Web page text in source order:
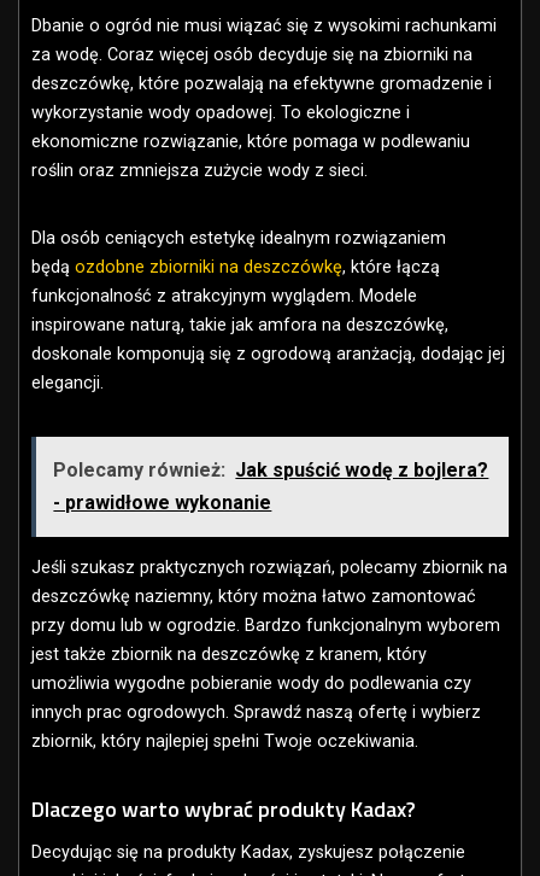
Dbanie o ogród nie musi wiązać się z wysokimi rachunkami
za wodę. Coraz więcej osób decyduje się na zbiorniki na
deszczówkę, które pozwalają na efektywne gromadzenie i
wykorzystanie wody opadowej. To ekologiczne i
ekonomiczne rozwiązanie, które pomaga w podlewaniu
roślin oraz zmniejsza zużycie wody z sieci.
Dla osób ceniących estetykę idealnym rozwiązaniem
będą ozdobne zbiorniki na deszczówkę, które łączą
funkcjonalność z atrakcyjnym wyglądem. Modele
inspirowane naturą, takie jak amfora na deszczówkę,
doskonale komponują się z ogrodową aranżacją, dodając jej
elegancji.
Polecamy również: Jak spuścić wodę z bojlera?
- prawidłowe wykonanie
Jeśli szukasz praktycznych rozwiązań, polecamy zbiornik na
deszczówkę naziemny, który można łatwo zamontować
przy domu lub w ogrodzie. Bardzo funkcjonalnym wyborem
jest także zbiornik na deszczówkę z kranem, który
umożliwia wygodne pobieranie wody do podlewania czy
innych prac ogrodowych. Sprawdź naszą ofertę i wybierz
zbiornik, który najlepiej spełni Twoje oczekiwania.
Dlaczego warto wybrać produkty Kadax?
Decydując się na produkty Kadax, zyskujesz połączenie